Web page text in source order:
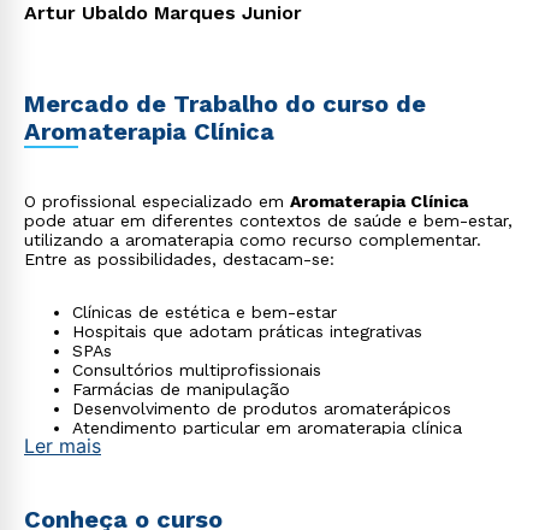
Artur Ubaldo Marques Junior
Mercado de Trabalho do curso de
Aromaterapia Clínica
O profissional especializado em Aromaterapia Clínica
pode atuar em diferentes contextos de saúde e bem-estar,
utilizando a aromaterapia como recurso complementar.
Entre as possibilidades, destacam-se:
Clínicas de estética e bem-estar
Hospitais que adotam práticas integrativas
SPAs
Consultórios multiprofissionais
Farmácias de manipulação
Desenvolvimento de produtos aromaterápicos
Atendimento particular em aromaterapia clínica
Ler mais
Conheça o curso